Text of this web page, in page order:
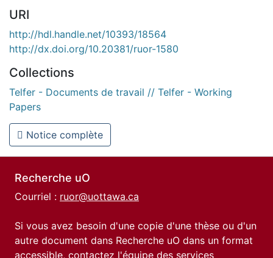
URI
http://hdl.handle.net/10393/18564
http://dx.doi.org/10.20381/ruor-1580
Collections
Telfer - Documents de travail // Telfer - Working
Papers
Notice complète
Recherche uO
Courriel : ruor@uottawa.ca
Si vous avez besoin d'une copie d'une thèse ou d'un
autre document dans Recherche uO dans un format
accessible, contactez l'équipe des services